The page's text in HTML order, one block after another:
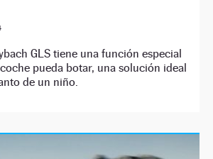
GLS tiene una función especial
pueda botar, una solución ideal
de un niño.